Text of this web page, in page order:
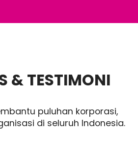
& TESTIMONI
puluhan korporasi,
di seluruh Indonesia.